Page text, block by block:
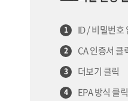
1 ID / 비밀번호
2 CA 인증서 클
3 더보기 클릭
4 EPA 방식 클